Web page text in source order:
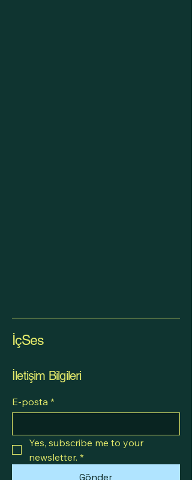
İçSes
İletişim Bilgileri
E-posta *
Yes, subscribe me to your
newsletter. *
Gönder